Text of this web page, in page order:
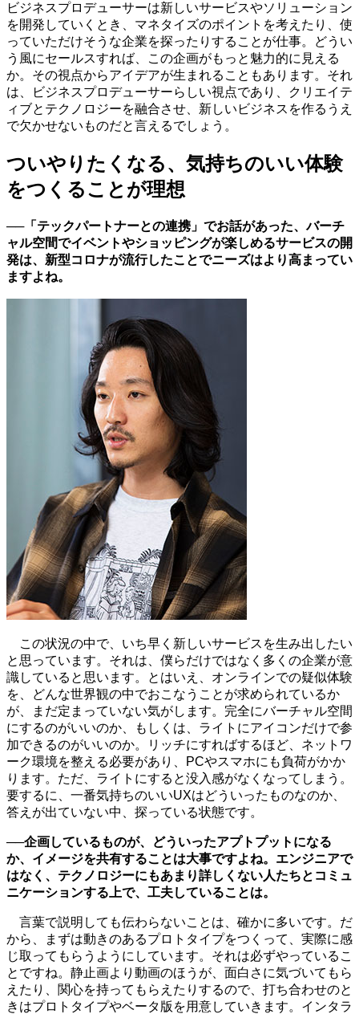
ビジネスプロデューサーは新しいサービスやソリューション
を開発していくとき、マネタイズのポイントを考えたり、使
っていただけそうな企業を探ったりすることが仕事。どうい
う風にセールスすれば、この企画がもっと魅力的に見える
か。その視点からアイデアが生まれることもあります。それ
は、ビジネスプロデューサーらしい視点であり、クリエイテ
ィブとテクノロジーを融合させ、新しいビジネスを作るうえ
で欠かせないものだと言えるでしょう。
ついやりたくなる、気持ちのいい体験
をつくることが理想
──「テックパートナーとの連携」でお話があった、バーチ
ャル空間でイベントやショッピングが楽しめるサービスの開
発は、新型コロナが流行したことでニーズはより高まってい
ますよね。
この状況の中で、いち早く新しいサービスを生み出したい
と思っています。それは、僕らだけではなく多くの企業が意
識していると思います。とはいえ、オンラインでの疑似体験
を、どんな世界観の中でおこなうことが求められているか
が、まだ定まっていない気がします。完全にバーチャル空間
にするのがいいのか、もしくは、ライトにアイコンだけで参
加できるのがいいのか。リッチにすればするほど、ネットワ
ーク環境を整える必要があり、PCやスマホにも負荷がかか
ります。ただ、ライトにすると没入感がなくなってしまう。
要するに、一番気持ちのいいUXはどういったものなのか、
答えが出ていない中、探っている状態です。
──企画しているものが、どういったアプトプットになる
か、イメージを共有することは大事ですよね。エンジニアで
はなく、テクノロジーにもあまり詳しくない人たちとコミュ
ニケーションする上で、工夫していることは。
言葉で説明しても伝わらないことは、確かに多いです。だ
から、まずは動きのあるプロトタイプをつくって、実際に感
じ取ってもらうようにしています。それは必ずやっているこ
とですね。静止画より動画のほうが、面白さに気づいてもら
えたり、関心を持ってもらえたりするので、打ち合わせのと
きはプロトタイプやベータ版を用意していきます。インタラ